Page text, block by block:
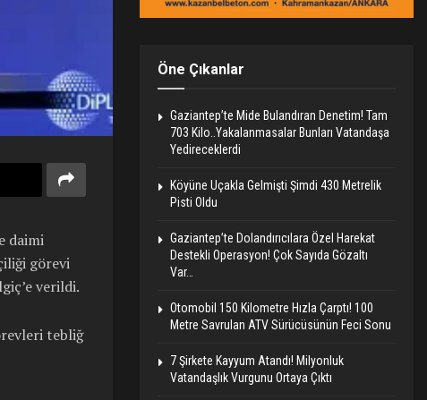
daimi
görevi
verildi.
tebliğ
Öne Çıkanlar
Gaziantep’te Mide Bulandıran Denetim! Tam
703 Kilo..Yakalanmasalar Bunları Vatandaşa
Yedireceklerdi
Köyüne Uçakla Gelmişti Şimdi 430 Metrelik
Pisti Oldu
Gaziantep’te Dolandırıcılara Özel Harekat
Destekli Operasyon! Çok Sayıda Gözaltı
Var…
Otomobil 150 Kilometre Hızla Çarptı! 100
Metre Savrulan ATV Sürücüsünün Feci Sonu
7 Şirkete Kayyum Atandı! Milyonluk
Vatandaşlık Vurgunu Ortaya Çıktı